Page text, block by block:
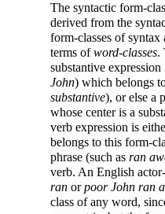
The syntactic form-
derived from the
form-classes of syntax
terms ofword-classes.
substantive
John) which belongs
substantive), or else a
whose center is a
verb expression is
belongs to this form-
phrase (such as ran
verb. An English
ran orpoor John ran
class of any word,